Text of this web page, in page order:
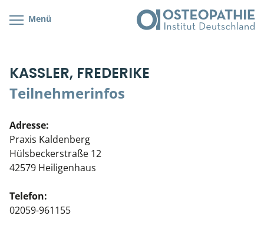
Menü
KASSLER, FREDERIKE
Teilnehmerinfos
Adresse:
Praxis Kaldenberg
Hülsbeckerstraße 12
42579 Heiligenhaus
Telefon:
02059-961155
Cranial/Neurale Osteopathie
Parietale Osteopathie
Viszerale Osteopathie
Klinische & Praktische Kurse
Live Online-Kurse
Bonus-Programm
Veranstaltungsticket DB
Wissenswertes
Teilnehmerliste
Stellenbörse
Soziales Engagement